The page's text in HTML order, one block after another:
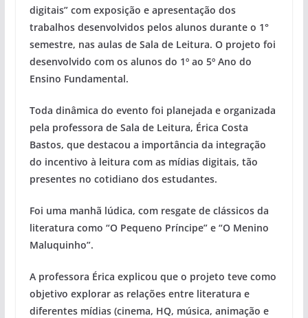
digitais” com exposição e apresentação dos
trabalhos desenvolvidos pelos alunos durante o 1°
semestre, nas aulas de Sala de Leitura. O projeto foi
desenvolvido com os alunos do 1º ao 5º Ano do
Ensino Fundamental.
Toda dinâmica do evento foi planejada e organizada
pela professora de Sala de Leitura, Érica Costa
Bastos, que destacou a importância da integração
do incentivo à leitura com as mídias digitais, tão
presentes no cotidiano dos estudantes.
Foi uma manhã lúdica, com resgate de clássicos da
literatura como “O Pequeno Príncipe” e “O Menino
Maluquinho”.
A professora Érica explicou que o projeto teve como
objetivo explorar as relações entre literatura e
diferentes mídias (cinema, HQ, música, animação e